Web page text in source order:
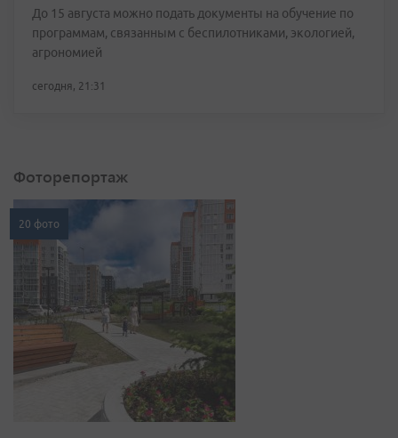
До 15 августа можно подать документы на обучение по
программам, связанным с беспилотниками, экологией,
агрономией
сегодня, 21:31
Фоторепортаж
20 фото